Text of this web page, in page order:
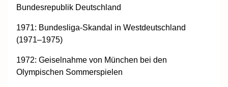
Bundesrepublik Deutschland
1971: Bundesliga-Skandal in Westdeutschland
(1971–1975)
1972: Geiselnahme von München bei den
Olympischen Sommerspielen